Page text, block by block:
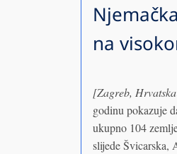
na
[Zagreb,
godinu pokazuje
ukupno 104
slijede Švicarska,